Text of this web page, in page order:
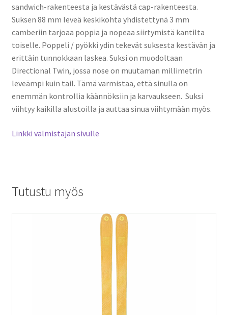
sandwich-rakenteesta ja kestävästä cap-rakenteesta.
Suksen 88 mm leveä keskikohta yhdistettynä 3 mm
camberiin tarjoaa poppia ja nopeaa siirtymistä kantilta
toiselle. Poppeli / pyökki ydin tekevät suksesta kestävän ja
erittäin tunnokkaan laskea. Suksi on muodoltaan
Directional Twin, jossa nose on muutaman millimetrin
leveämpi kuin tail. Tämä varmistaa, että sinulla on
enemmän kontrollia käännöksiin ja karvaukseen. Suksi
viihtyy kaikilla alustoilla ja auttaa sinua viihtymään myös.
Linkki valmistajan sivulle
Tutustu myös